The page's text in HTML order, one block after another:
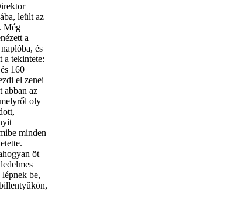
leült az
Még
a
és
a tekintete:
160
el zenei
abban az
oly
minden
öt
be,